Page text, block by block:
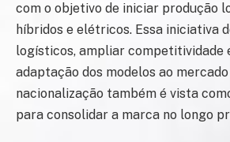
com o objetivo de iniciar produção
híbridos e elétricos. Essa iniciativa
logísticos, ampliar competitividade
adaptação dos modelos ao
nacionalização também é vista
para consolidar a marca no longo